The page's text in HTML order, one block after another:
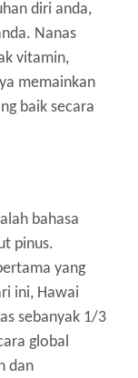
diri anda,
Nanas
vitamin,
memainkan
baik secara
bahasa
pinus.
yang
ini, Hawai
sebanyak 1/3
global
dan